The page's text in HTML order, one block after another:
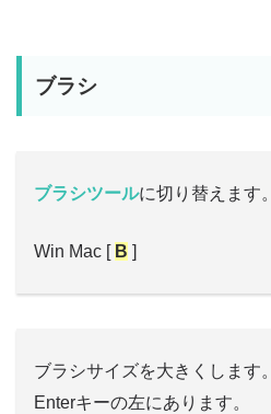
ブラシ
ブラシツールに切り替えます。
Win Mac [ B ]
ブラシサイズを大きくします。
Enterキーの左にあります。